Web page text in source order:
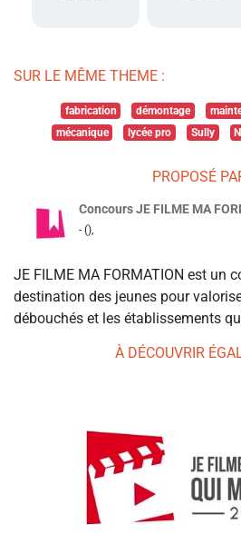
SUR LE MÊME THEME :
fabrication démontage
mécanique
lycée pro Sully
PROPOSÉ
Concours JE FILME MA
- (),
JE FILME MA FORMATION est un
destination des jeunes pour
débouchés et les établissements
À DÉCOUVRIR